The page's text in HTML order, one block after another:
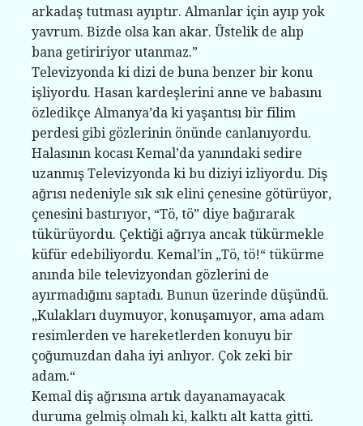
arkadaş tutması ayıptır. Almanlar için ayıp yok
yavrum. Bizde olsa kan akar. Üstelik de alıp
bana getiririyor utanmaz.”
Televizyonda ki dizi de buna benzer bir konu
işliyordu. Hasan kardeşlerini anne ve babasını
özledikçe Almanya’da ki yaşantısı bir filim
perdesi gibi gözlerinin önünde canlanıyordu.
Halasının kocası Kemal’da yanındaki sedire
uzanmış Televizyonda ki bu diziyi izliyordu. Diş
ağrısı nedeniyle sık sık elini çenesine götürüyor,
çenesini bastırıyor, “Tö, tö” diye bağırarak
tükürüyordu. Çektiği ağrıya ancak tükürmekle
küfür edebiliyordu. Kemal’in „Tö, tö!“ tükürme
anında bile televizyondan gözlerini de
ayırmadığını saptadı. Bunun üzerinde düşündü.
„Kulakları duymuyor, konuşamıyor, ama adam
resimlerden ve hareketlerden konuyu bir
çoğumuzdan daha iyi anlıyor. Çok zeki bir
adam.“
Kemal diş ağrısına artık dayanamayacak
duruma gelmiş olmalı ki, kalktı alt katta gitti.